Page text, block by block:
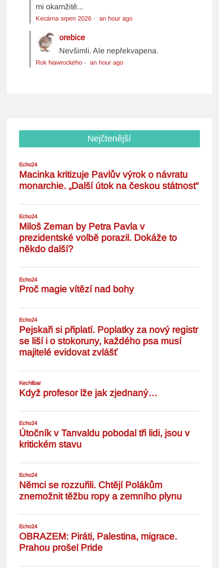
mi okamžitě...
Kecárna srpen 2026 ·an hour ago
orebice
Nevšimli. Ale nepřekvapena.
Rok Nawrockého ·an hour ago
Nejčtenější